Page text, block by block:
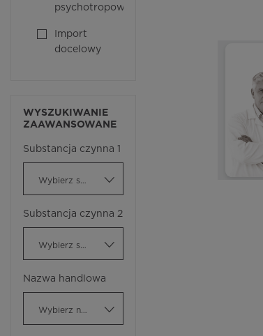
psychotropowy
Import
docelowy
WYSZUKIWANIE
ZAAWANSOWANE
Substancja czynna 1
Substancja czynna 2
Nazwa handlowa